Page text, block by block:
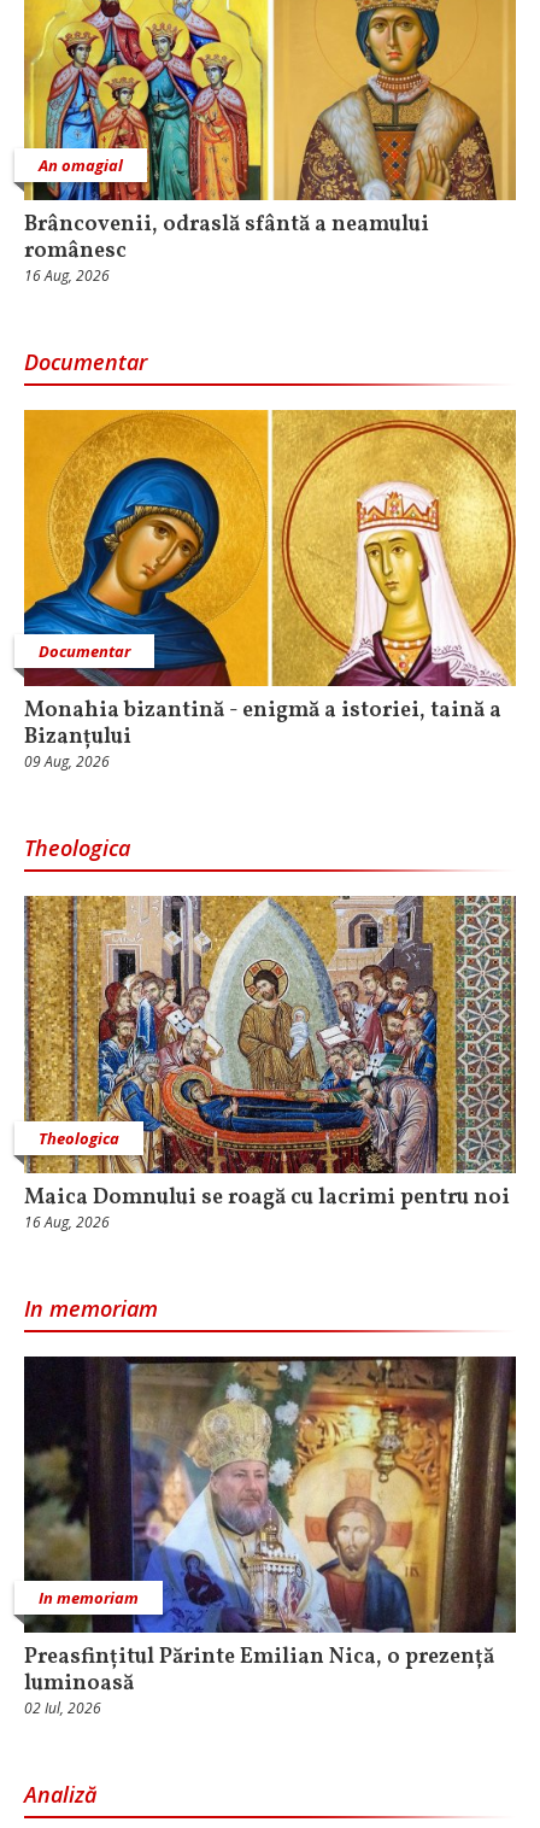
An omagial
Brâncovenii, odraslă sfântă a neamului
românesc
16 Aug, 2026
Documentar
Documentar
Monahia bizantină - enigmă a istoriei, taină a
Bizanțului
09 Aug, 2026
Theologica
Theologica
Maica Domnului se roagă cu lacrimi pentru noi
16 Aug, 2026
In memoriam
In memoriam
Preasfințitul Părinte Emilian Nica, o prezență
luminoasă
02 Iul, 2026
Analiză